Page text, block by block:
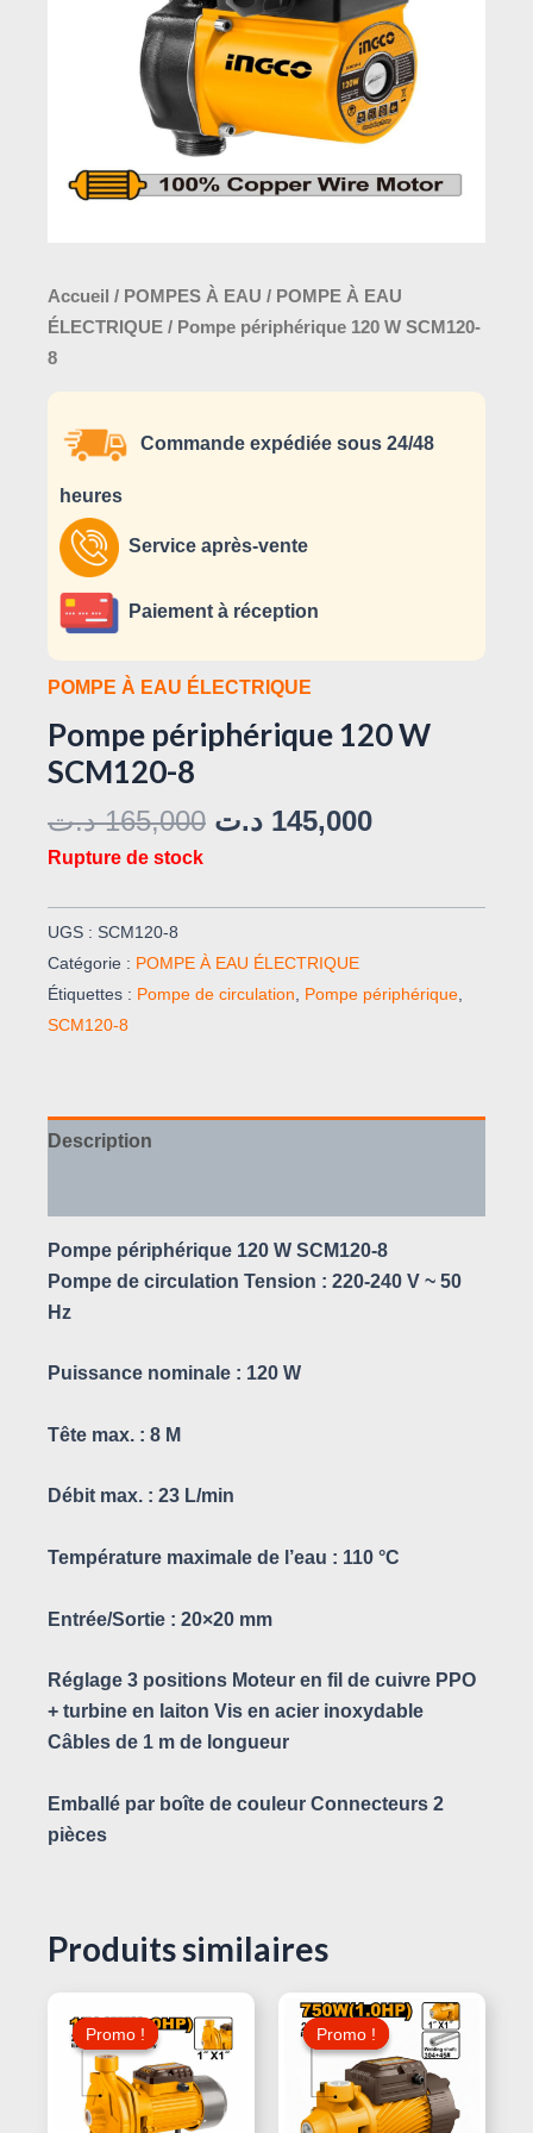
Accueil / POMPES À EAU / POMPE À EAU
ÉLECTRIQUE / Pompe périphérique 120 W SCM120-
8
Commande expédiée sous 24/48
heures
Service après-vente
Paiement à réception
POMPE À EAU ÉLECTRIQUE
Pompe périphérique 120 W
SCM120-8
165,000 د.ت 145,000 د.ت
Rupture de stock
UGS : SCM120-8
Catégorie : POMPE À EAU ÉLECTRIQUE
Étiquettes : Pompe de circulation Pompe périphérique
SCM120-8
Description
Pompe périphérique 120 W SCM120-8
Pompe de circulation Tension : 220-240 V ~ 50
Hz
Puissance nominale : 120 W
Tête max. : 8 M
Débit max. : 23 L/min
Température maximale de l’eau : 110 °C
Entrée/Sortie : 20×20 mm
Réglage 3 positions Moteur en fil de cuivre PPO
+ turbine en laiton Vis en acier inoxydable
Câbles de 1 m de longueur
Emballé par boîte de couleur Connecteurs 2
pièces
Produits similaires
Promo !
Promo !
Prix
Initial
Était :
Le
440,000 د.ت.
Promo !
Promo !
Le
Prix
Initial
Était :
Le